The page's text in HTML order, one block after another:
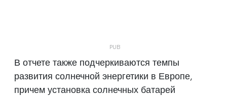
В отчете также подчеркиваются темпы
развития солнечной энергетики в Европе,
причем установка солнечных батарей